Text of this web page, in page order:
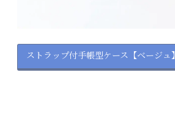
ストラップ付手帳型ケース【ベージュ】